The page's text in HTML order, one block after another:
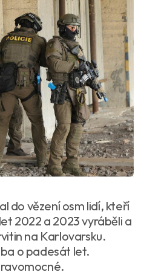
do vězení osm lidí, kteří
2022 a 2023 vyráběli a
na Karlovarsku.
o padesát let.